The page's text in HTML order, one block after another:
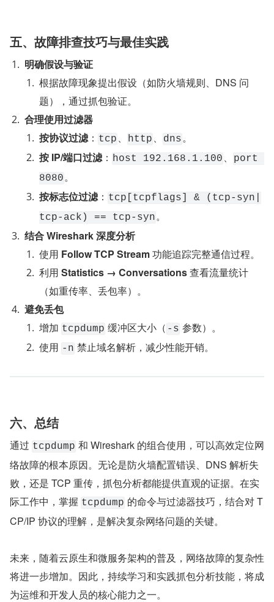
五、故障排查技巧与最佳实践
明确假设与验证
根据故障现象提出假设（如防火墙规则、DNS 问
题），通过抓包验证。
合理使用过滤器
按协议过滤： tcp 、 http 、 dns。
按 IP/端口过滤： host 192.168.1.100 、
port
8080。
按标志位过滤： tcp[tcpflags] & (tcp-syn|
tcp-ack) == tcp-syn。
结合 Wireshark 深度分析
使用 Follow TCP Stream 功能追踪完整通信过程。
利用 Statistics → Conversations 查看流量统计
（如重传率、丢包率）。
避免丢包
增加 tcpdump 缓冲区大小（ -s 参数）。
使用 -n 禁止域名解析，减少性能开销。
六、总结
通过 tcpdump 和 Wireshark 的组合使用，可以高效定位网
络故障的根本原因。无论是防火墙配置错误、DNS 解析失
败，还是 TCP 重传，抓包分析都能提供直观的证据。在实
际工作中，掌握 tcpdump 的命令与过滤器技巧，结合对 T
CP/IP 协议的理解，是解决复杂网络问题的关键。
未来，随着云原生和微服务架构的普及，网络故障的复杂性
将进一步增加。因此，持续学习和实践抓包分析技能，将成
为运维和开发人员的核心能力之一。